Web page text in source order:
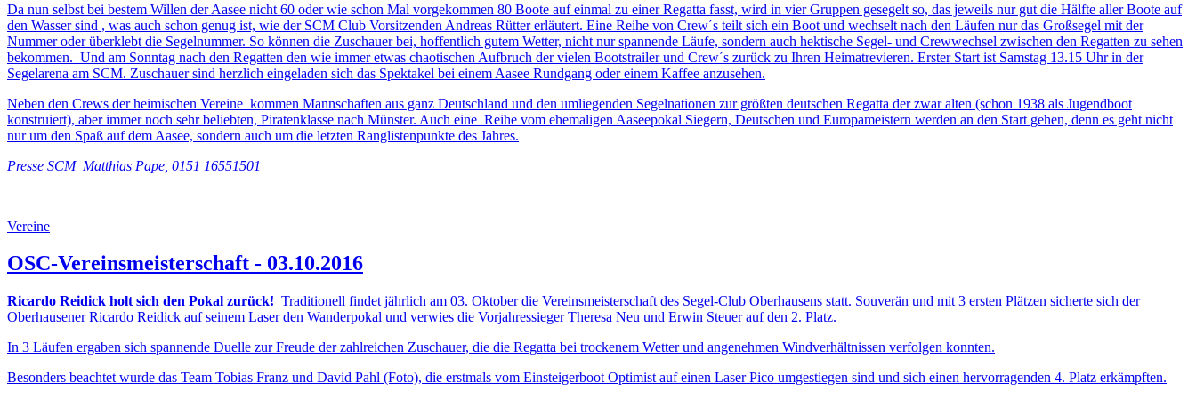
Da nun selbst bei bestem Willen der Aasee nicht 60 oder wie schon Mal vorgekommen 80 Boote auf einmal zu einer Regatta fasst, wird in vier Gruppen gesegelt so, das jeweils nur gut die Hälfte aller Boote auf
den Wasser sind , was auch schon genug ist, wie der SCM Club Vorsitzenden Andreas Rütter erläutert. Eine Reihe von Crew´s teilt sich ein Boot und wechselt nach den Läufen nur das Großsegel mit der
Nummer oder überklebt die Segelnummer. So können die Zuschauer bei, hoffentlich gutem Wetter, nicht nur spannende Läufe, sondern auch hektische Segel- und Crewwechsel zwischen den Regatten zu sehen
bekommen. Und am Sonntag nach den Regatten den wie immer etwas chaotischen Aufbruch der vielen Bootstrailer und Crew´s zurück zu Ihren Heimatrevieren. Erster Start ist Samstag 13.15 Uhr in der
Segelarena am SCM. Zuschauer sind herzlich eingeladen sich das Spektakel bei einem Aasee Rundgang oder einem Kaffee anzusehen.
Neben den Crews der heimischen Vereine kommen Mannschaften aus ganz Deutschland und den umliegenden Segelnationen zur größten deutschen Regatta der zwar alten (schon 1938 als Jugendboot
konstruiert), aber immer noch sehr beliebten, Piratenklasse nach Münster. Auch eine Reihe vom ehemaligen Aaseepokal Siegern, Deutschen und Europameistern werden an den Start gehen, denn es geht nicht
nur um den Spaß auf dem Aasee, sondern auch um die letzten Ranglistenpunkte des Jahres.
Presse SCM Matthias Pape, 0151 16551501
Vereine
OSC-Vereinsmeisterschaft - 03.10.2016
Ricardo Reidick holt sich den Pokal zurück! Traditionell findet jährlich am 03. Oktober die Vereinsmeisterschaft des Segel-Club Oberhausens statt. Souverän und mit 3 ersten Plätzen sicherte sich der
Oberhausener Ricardo Reidick auf seinem Laser den Wanderpokal und verwies die Vorjahressieger Theresa Neu und Erwin Steuer auf den 2. Platz.
In 3 Läufen ergaben sich spannende Duelle zur Freude der zahlreichen Zuschauer, die die Regatta bei trockenem Wetter und angenehmen Windverhältnissen verfolgen konnten.
Besonders beachtet wurde das Team Tobias Franz und David Pahl (Foto), die erstmals vom Einsteigerboot Optimist auf einen Laser Pico umgestiegen sind und sich einen hervorragenden 4. Platz erkämpften.